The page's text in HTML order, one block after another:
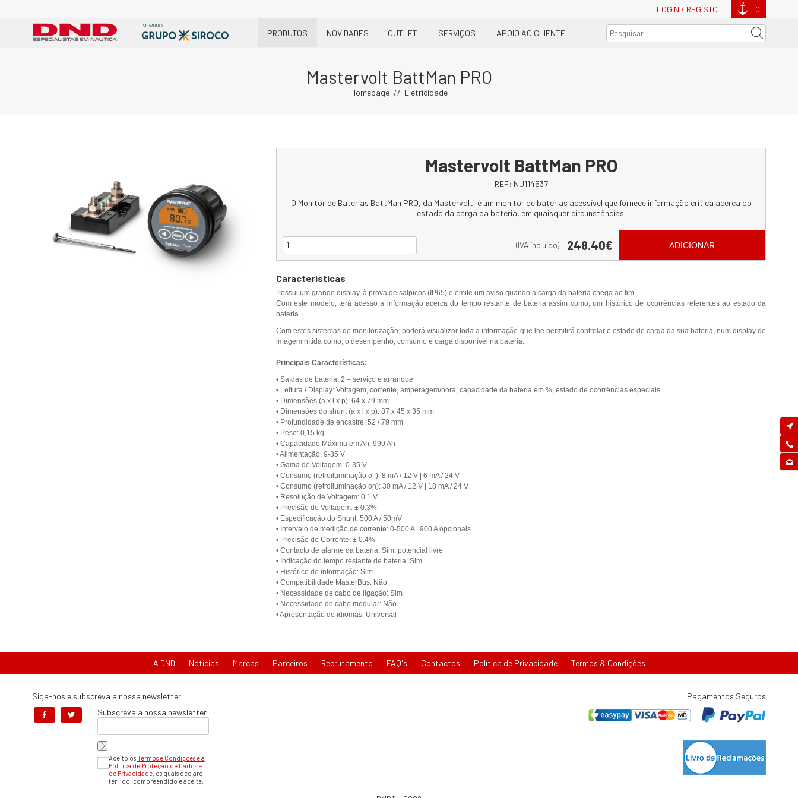
LOGIN / REGISTO 0
PRODUTOS NOVIDADES OUTLET SERVIÇOS APOIO AO CLIENTE
Mastervolt BattMan PRO
Homepage Eletricidade
Mastervolt BattMan PRO
REF: NU114537
O Monitor de Baterias BattMan PRO, da Mastervolt, é um monitor de baterias acessível que fornece informação crítica acerca do
estado da carga da bateria, em quaisquer circunstâncias.
(IVA incluído) 248.40€ ADICIONAR
Características
Possui um grande display, à prova de salpicos (IP65) e emite um aviso quando a carga da bateria chega ao fim.
Com este modelo, terá acesso a informação acerca do tempo restante de bateria assim como, um histórico de ocorrências referentes ao estado da
bateria.
Com estes sistemas de monitorização, poderá visualizar toda a informação que lhe permitirá controlar o estado de carga da sua bateria, num display de
imagem nítida como, o desempenho, consumo e carga disponível na bateria.
Principais Características:
• Saídas de bateria: 2 – serviço e arranque
• Leitura / Display: Voltagem, corrente, amperagem/hora, capacidade da bateria em %, estado de ocorrências especiais
• Dimensões (a x l x p): 64 x 79 mm
• Dimensões do shunt (a x l x p): 87 x 45 x 35 mm
• Profundidade de encastre: 52 / 79 mm
• Peso: 0,15 kg
• Capacidade Máxima em Ah: 999 Ah
• Alimentação: 9-35 V
• Gama de Voltagem: 0-35 V
• Consumo (retroiluminação off): 8 mA / 12 V | 6 mA / 24 V
• Consumo (retroiluminação on): 30 mA / 12 V | 18 mA / 24 V
• Resolução de Voltagem: 0.1 V
• Precisão de Voltagem: ± 0.3%
• Especificação do Shunt: 500 A / 50mV
• Intervalo de medição de corrente: 0-500 A | 900 A opcionais
• Precisão de Corrente: ± 0.4%
• Contacto de alarme da bateria: Sim, potencial livre
• Indicação do tempo restante de bateria: Sim
• Histórico de informação: Sim
• Compatibilidade MasterBus: Não
• Necessidade de cabo de ligação: Sim
• Necessidade de cabo modular: Não
• Apresentação de idiomas: Universal
A DND Notícias Marcas Parceiros Recrutamento FAQ's Contactos Política de Privacidade Termos & Condições
Siga-nos e subscreva a nossa newsletter
Subscreva a nossa newsletter
Aceito osTermos e Condições e a
Política de Proteção de Dados e
de Privacidade, os quais declaro
ter lido, compreendido e aceite.
Pagamentos Seguros